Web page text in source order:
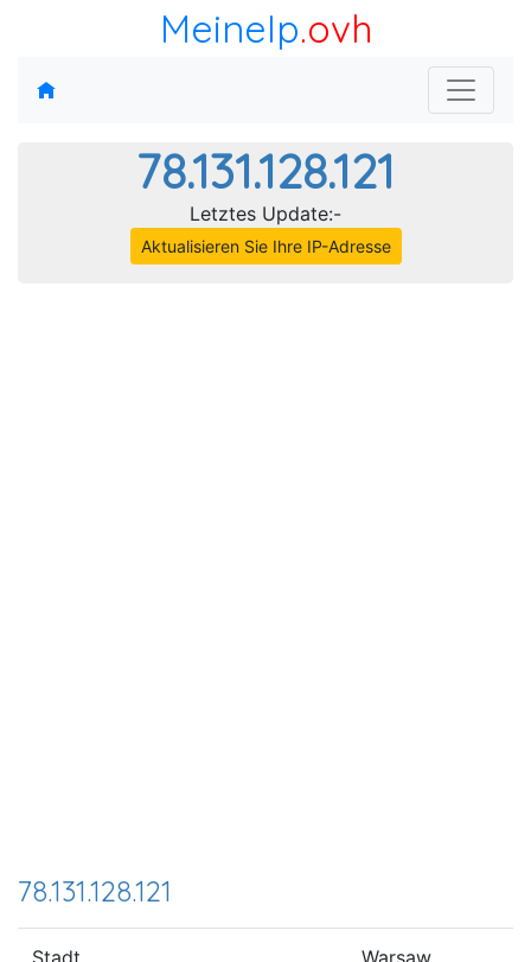
MeineIp.ovh
78.131.128.121
Letztes Update:-
Aktualisieren Sie Ihre IP-Adresse
78.131.128.121
Stadt Warsaw